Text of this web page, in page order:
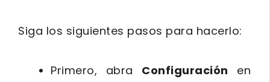
Siga los siguientes pasos para hacerlo:
Primero, abra Configuración en